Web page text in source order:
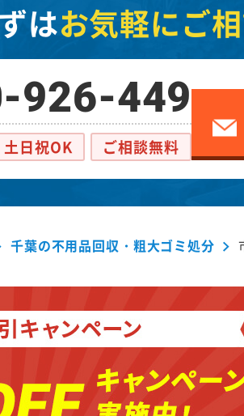
はお気軽にご
926-449
土日祝OK ご相談無料
千葉の不用品回収・粗大ゴミ処分